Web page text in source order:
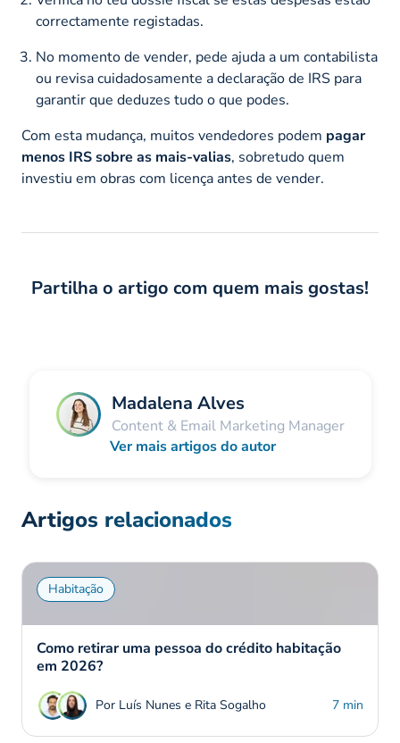
correctamente registadas.
No momento de vender, pede ajuda a um contabilista
ou revisa cuidadosamente a declaração de IRS para
garantir que deduzes tudo o que podes.
Com esta mudança, muitos vendedores podem pagar
menos IRS sobre as mais-valias, sobretudo quem
investiu em obras com licença antes de vender.
Partilha o artigo com quem mais gostas!
Madalena Alves
Content & Email Marketing Manager
Ver mais artigos do autor
Artigos relacionados
Habitação
Como retirar uma pessoa do crédito habitação
em 2026?
Por Luís Nunes e Rita Sogalho 7 min